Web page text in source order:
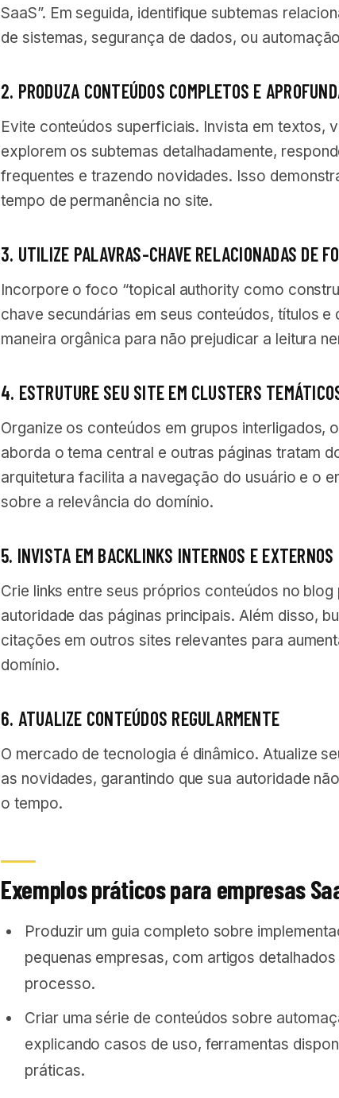
SaaS”. Em seguida, identifique subtemas
de sistemas, segurança de dados, ou
2. PRODUZA CONTEÚDOS COMPLETOS E
Evite conteúdos superficiais. Invista em textos,
explorem os subtemas detalhadamente,
frequentes e trazendo novidades. Isso
tempo de permanência no site.
3. UTILIZE PALAVRAS-CHAVE RELACIONADAS DE
Incorpore o foco “topical authority como
chave secundárias em seus conteúdos, títulos
maneira orgânica para não prejudicar a leitura
4. ESTRUTURE SEU SITE EM CLUSTERS
Organize os conteúdos em grupos interligados,
aborda o tema central e outras páginas tratam
arquitetura facilita a navegação do usuário e o
sobre a relevância do domínio.
5. INVISTA EM BACKLINKS INTERNOS E EXTERNOS
Crie links entre seus próprios conteúdos no
autoridade das páginas principais. Além disso,
citações em outros sites relevantes para
domínio.
6. ATUALIZE CONTEÚDOS REGULARMENTE
O mercado de tecnologia é dinâmico. Atualize
as novidades, garantindo que sua autoridade
o tempo.
Exemplos práticos para empresas
Produzir um guia completo sobre
pequenas empresas, com artigos
processo.
Criar uma série de conteúdos sobre
explicando casos de uso, ferramentas
práticas.